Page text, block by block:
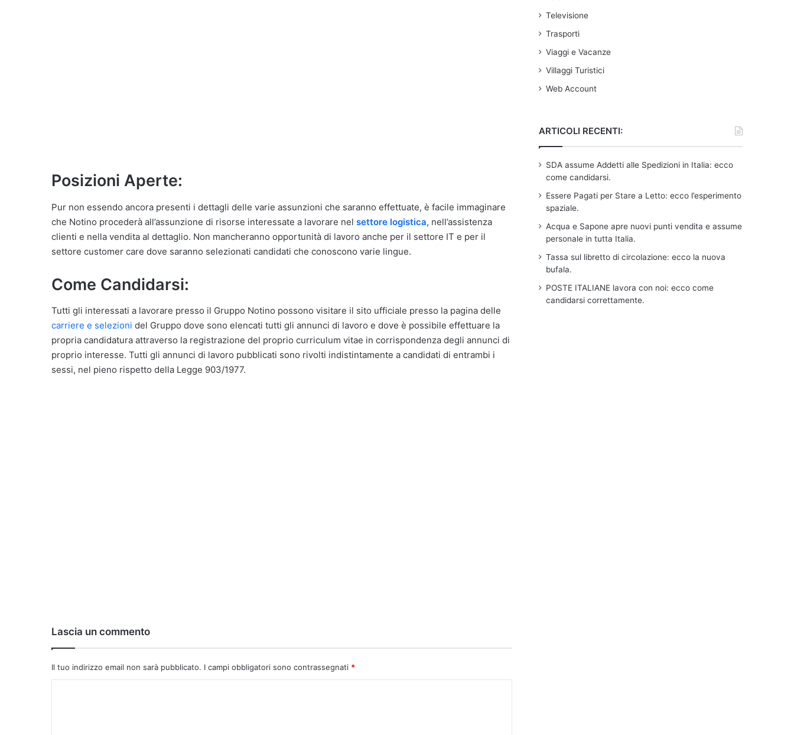
Posizioni Aperte:
Pur non essendo ancora presenti i dettagli delle varie assunzioni che saranno effettuate, è facile immaginare
che Notino procederà all’assunzione di risorse interessate a lavorare nel settore logistica, nell’assistenza
clienti e nella vendita al dettaglio. Non mancheranno opportunità di lavoro anche per il settore IT e per il
settore customer care dove saranno selezionati candidati che conoscono varie lingue.
Come Candidarsi:
Tutti gli interessati a lavorare presso il Gruppo Notino possono visitare il sito ufficiale presso la pagina delle
carriere e selezioni del Gruppo dove sono elencati tutti gli annunci di lavoro e dove è possibile effettuare la
propria candidatura attraverso la registrazione del proprio curriculum vitae in corrispondenza degli annunci di
proprio interesse. Tutti gli annunci di lavoro pubblicati sono rivolti indistintamente a candidati di entrambi i
sessi, nel pieno rispetto della Legge 903/1977.
Lascia un commento
Il tuo indirizzo email non sarà pubblicato. I campi obbligatori sono contrassegnati *
Televisione
Trasporti
Viaggi e Vacanze
Villaggi Turistici
Web Account
ARTICOLI RECENTI:
SDA assume Addetti alle Spedizioni in Italia: ecco
come candidarsi.
Essere Pagati per Stare a Letto: ecco l’esperimento
spaziale.
Acqua e Sapone apre nuovi punti vendita e assume
personale in tutta Italia.
Tassa sul libretto di circolazione: ecco la nuova
bufala.
POSTE ITALIANE lavora con noi: ecco come
candidarsi correttamente.